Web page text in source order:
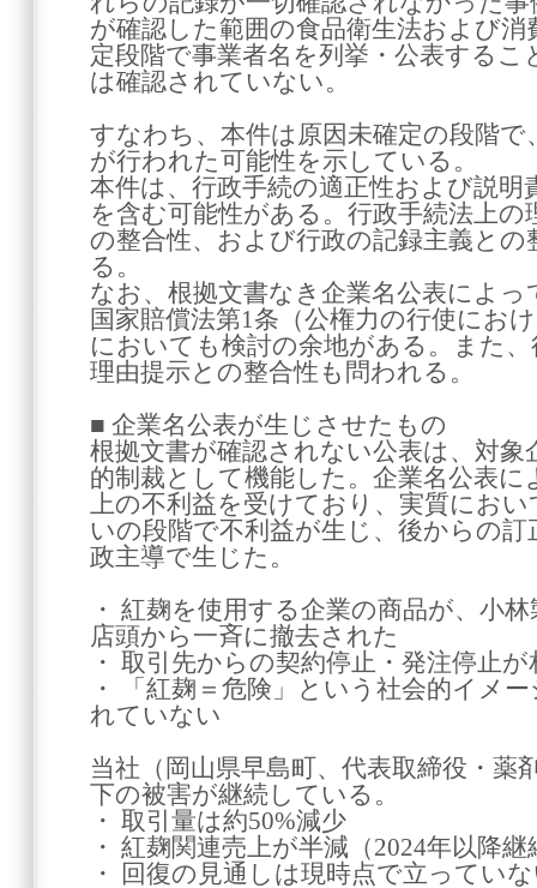
が確認した範囲の食品衛生法および消
定段階で事業者名を列挙・公表する
は確認されていない。
すなわち、本件は原因未確定の段階で
が行われた可能性を示している。
本件は、行政手続の適正性および説明
を含む可能性がある。行政手続法上の
の整合性、および行政の記録主義と
る。
なお、根拠文書なき企業名公表によ
国家賠償法第1条（公権力の行使にお
においても検討の余地がある。また
理由提示との整合性も問われる。
■ 企業名公表が生じさせたもの
根拠文書が確認されない公表は、対象
的制裁として機能した。企業名公表
上の不利益を受けており、実質にお
いの段階で不利益が生じ、後からの
政主導で生じた。
・ 紅麹を使用する企業の商品が、小
店頭から一斉に撤去された
・ 取引先からの契約停止・発注停止
・ 「紅麹＝危険」という社会的イメ
れていない
当社（岡山県早島町、代表取締役・薬
下の被害が継続している。
・ 取引量は約50%減少
・ 紅麹関連売上が半減（2024年以降継
・ 回復の見通しは現時点で立ってい